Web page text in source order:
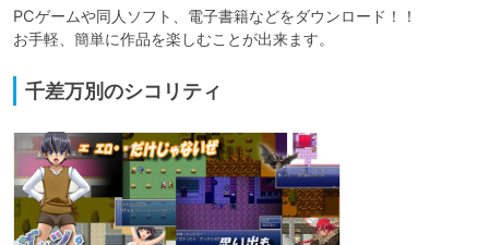
PCゲームや同人ソフト、電子書籍などをダウンロード！！
お手軽、簡単に作品を楽しむことが出来ます。
千差万別のシコリティ